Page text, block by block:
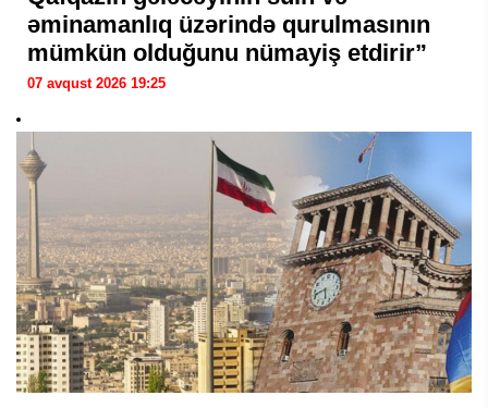
əminamanlıq üzərində qurulmasının
mümkün olduğunu nümayiş etdirir”
07 avqust 2026 19:25